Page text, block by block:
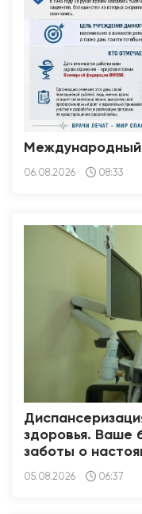
Международный
06.08.2026 08:33
здоровья. Ваше
заботы о
05.08.2026 06:37